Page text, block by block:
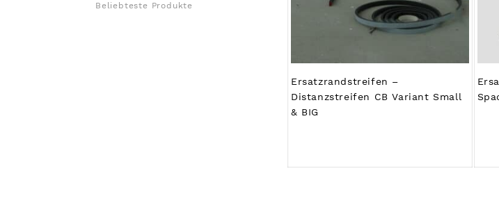
Ersatzrandstreifen –
Distanzstreifen CB Variant Small
& BIG
Beliebteste Produkte